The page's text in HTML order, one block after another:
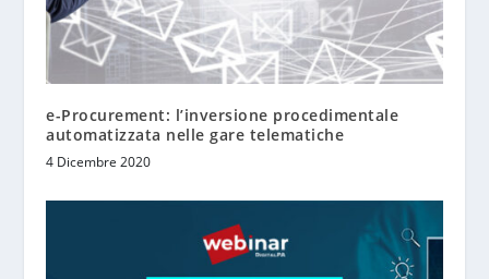
e-Procurement: l’inversione procedimentale
automatizzata nelle gare telematiche
4 Dicembre 2020